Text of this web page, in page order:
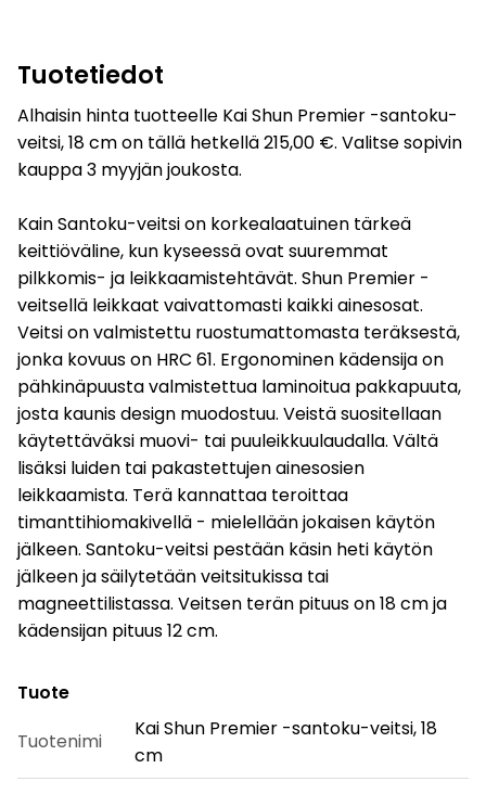
Tuotetiedot
Alhaisin hinta tuotteelle Kai Shun Premier -santoku-
veitsi, 18 cm on tällä hetkellä 215,00 €. Valitse sopivin
kauppa 3 myyjän joukosta.
Kain Santoku-veitsi on korkealaatuinen tärkeä
keittiöväline, kun kyseessä ovat suuremmat
pilkkomis- ja leikkaamistehtävät. Shun Premier -
veitsellä leikkaat vaivattomasti kaikki ainesosat.
Veitsi on valmistettu ruostumattomasta teräksestä,
jonka kovuus on HRC 61. Ergonominen kädensija on
pähkinäpuusta valmistettua laminoitua pakkapuuta,
josta kaunis design muodostuu. Veistä suositellaan
käytettäväksi muovi- tai puuleikkuulaudalla. Vältä
lisäksi luiden tai pakastettujen ainesosien
leikkaamista. Terä kannattaa teroittaa
timanttihiomakivellä - mielellään jokaisen käytön
jälkeen. Santoku-veitsi pestään käsin heti käytön
jälkeen ja säilytetään veitsitukissa tai
magneettilistassa. Veitsen terän pituus on 18 cm ja
kädensijan pituus 12 cm.
Tuote
Tuotenimi
Kai Shun Premier -santoku-veitsi, 18
cm